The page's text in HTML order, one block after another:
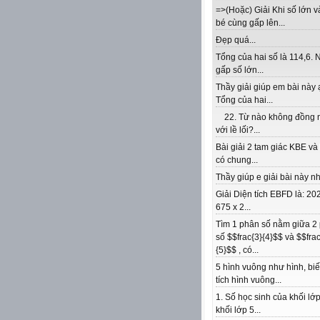
=>(Hoặc) Giải Khi số lớn
bé cùng gấp lên...
Đẹp quá...
Tổng của hai số là 114,6.
gấp số lớn...
Thầy giải giúp em bài này
Tổng của hai...
22. Từ nào không đồng
với lề lối?...
Bài giải 2 tam giác KBE và
có chung...
Thầy giúp e giải bài này
Giải Diện tích EBFD là:
675 x 2...
Tìm 1 phân số nằm giữa 2
số $$frac{3}{4}$$ và
{5}$$ , có...
5 hình vuông như hình,
tích hình vuông...
1. Số học sinh của khối
khối lớp 5...